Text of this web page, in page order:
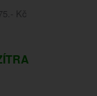
Kč